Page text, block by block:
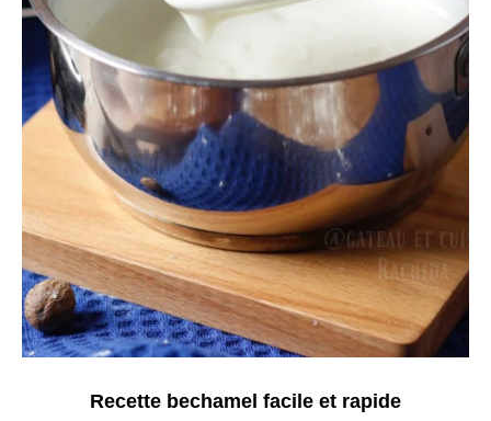
Recette bechamel facile et rapide